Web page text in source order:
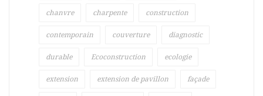
chanvre charpente construction
contemporain couverture diagnostic
durable Ecoconstruction ecologie
extension extension de pavillon façade